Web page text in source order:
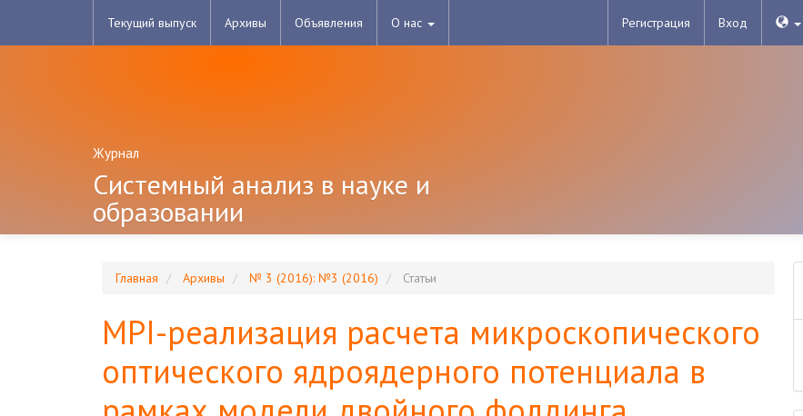
навигационная
панель
Текущий выпуск Архивы Объявления О нас Регистрация Вход
Журнал
Системный анализ в науке и
образовании
Главная Архивы № 3 (2016): №3 (2016) Статьи
MPI-реализация расчета микроскопического
оптического ядроядерного потенциала в